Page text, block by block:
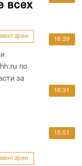
всех
по
за
16:39
16:31
15:51